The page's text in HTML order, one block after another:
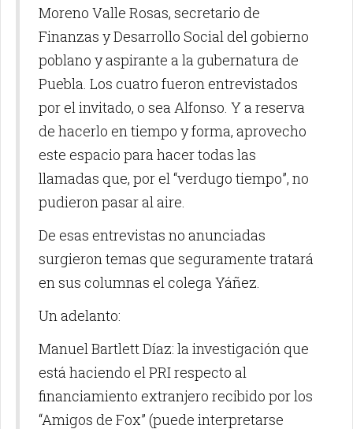
Moreno Valle Rosas, secretario de
Finanzas y Desarrollo Social del gobierno
poblano y aspirante a la gubernatura de
Puebla. Los cuatro fueron entrevistados
por el invitado, o sea Alfonso. Y a reserva
de hacerlo en tiempo y forma, aprovecho
este espacio para hacer todas las
llamadas que, por el “verdugo tiempo”, no
pudieron pasar al aire.
De esas entrevistas no anunciadas
surgieron temas que seguramente tratará
en sus columnas el colega Yáñez.
Un adelanto:
Manuel Bartlett Díaz: la investigación que
está haciendo el PRI respecto al
financiamiento extranjero recibido por los
“Amigos de Fox” (puede interpretarse